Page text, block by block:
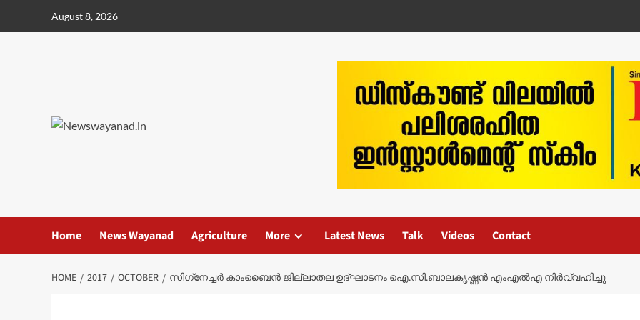
August 8, 2026
Home News Wayanad Agriculture More Latest News Talk Videos Contact
HOME 2017 OCTOBER സിഗ്‌നേച്ചര്‍ കാംബൈന്‍ ജില്ലാതല ഉദ്ഘാടനം ഐ.സി.ബാലകൃഷ്ണന്‍ എംഎല്‍എ നിര്‍വ്വഹിച്ചു